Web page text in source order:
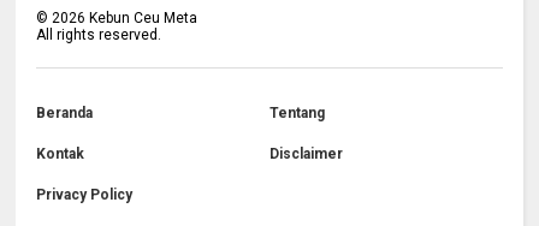
©2026 Kebun Ceu Meta
All rights reserved.
Beranda Tentang
Kontak Disclaimer
Privacy Policy